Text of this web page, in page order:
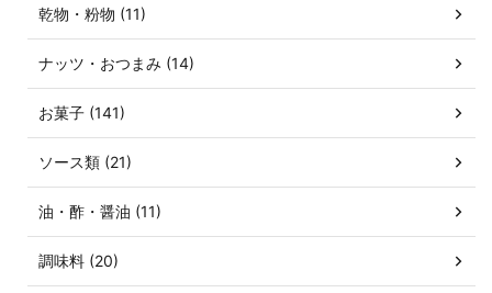
乾物・粉物 (11)
ナッツ・おつまみ (14)
お菓子 (141)
ソース類 (21)
油・酢・醤油 (11)
調味料 (20)